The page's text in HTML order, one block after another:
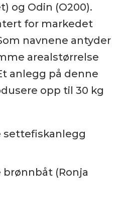
og Odin (O200).
for markedet
navnene antyder
arealstørrelse
anlegg på denne
opp til 30 kg
settefiskanlegg
(Ronja